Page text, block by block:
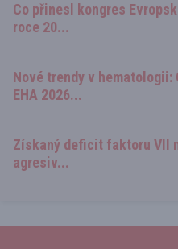
Co přinesl kongres
roce 20...
Nové trendy v hematologii:
EHA 2026...
Získaný deficit faktoru VII
agresiv...